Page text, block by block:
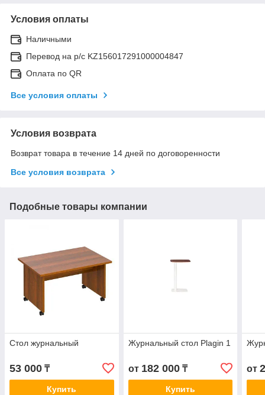
Условия оплаты
Наличными
Перевод на р/с KZ156017291000004847
Оплата по QR
Все условия оплаты
Условия возврата
Возврат товара в течение 14 дней по договоренности
Все условия возврата
Подобные товары компании
Стол журнальный
53 000 ₸
Купить
Журнальный стол Plagin 1
от 182 000₸
Купить
от